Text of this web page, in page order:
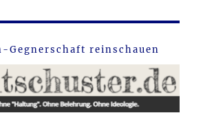
Gegnerschaft reinschauen